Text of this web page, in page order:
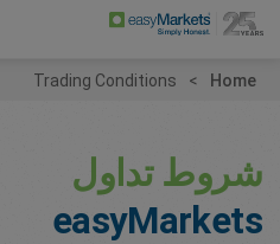
Home
Trading Conditions
شروط تداول
easyMarkets